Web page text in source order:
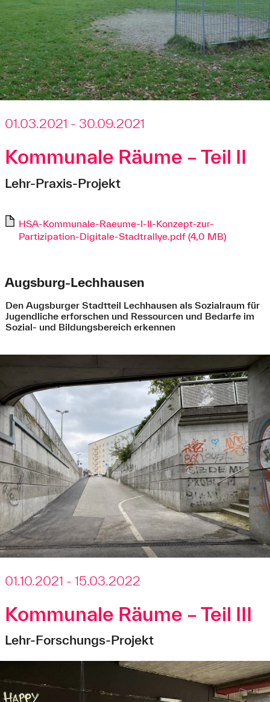
01.03.2021 - 30.09.2021
Kommunale Räume – Teil II
Lehr-Praxis-Projekt
HSA-Kommunale-Raeume-I-II-Konzept-zur-
Partizipation-Digitale-Stadtrallye.pdf (4,0 MB)
Augsburg-Lechhausen
Den Augsburger Stadtteil Lechhausen als Sozialraum für
Jugendliche erforschen und Ressourcen und Bedarfe im
Sozial- und Bildungsbereich erkennen
01.10.2021 - 15.03.2022
Kommunale Räume – Teil III
Lehr-Forschungs-Projekt